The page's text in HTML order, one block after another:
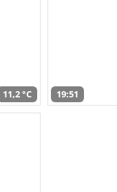
11,2 °C 19:51